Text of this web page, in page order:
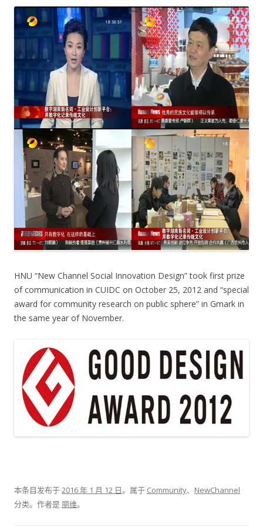
HNU “New Channel Social Innovation Design” took first prize
of communication in CUIDC on October 25, 2012 and “special
award for community research on public sphere” in Gmark in
the same year of November.
本条目发布于2016 年 1 月 12 日。属于 Community、 NewChannel
分类。 作者是丽维。